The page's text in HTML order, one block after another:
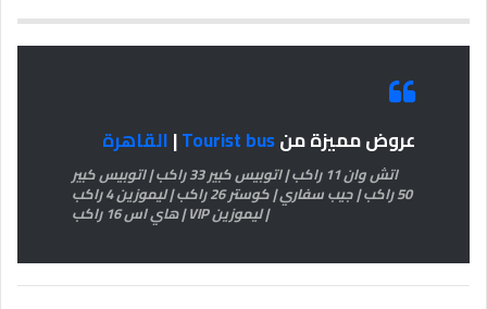
عروض مميزة منTourist bus
|القاهرة
اتش وان 11 راكب | اتوبيس كبير 33 راكب | اتوبيس كبير
50 راكب | جيب سفاري | كوستر 26 راكب | ليموزين 4 راكب
| ليموزين VIP | هاي اس 16 راكب